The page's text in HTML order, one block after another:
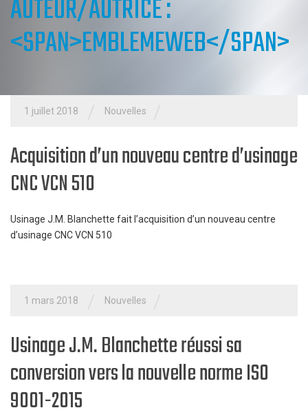
AUTEUR/AUTRICE :
<SPAN>EMBLEMEWEB</SPAN>
1 juillet 2018 Nouvelles
Acquisition d’un nouveau centre d’usinage
CNC VCN 510
Usinage J.M. Blanchette fait l’acquisition d’un nouveau centre
d’usinage CNC VCN 510
1 mars 2018 Nouvelles
Usinage J.M. Blanchette réussi sa
conversion vers la nouvelle norme ISO
9001-2015